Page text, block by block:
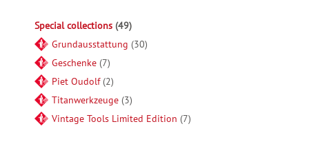
Special collections 49
Grundausstattung 30
Geschenke 7
Piet Oudolf 2
Titanwerkzeuge 3
Vintage Tools Limited Edition 7